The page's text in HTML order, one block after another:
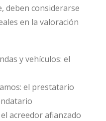
deben considerarse
en la valoración
y vehículos: el
el prestatario
acreedor afianzado